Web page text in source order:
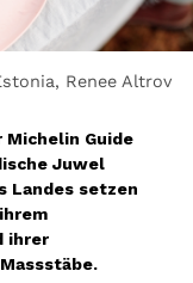
Renee Altrov
Guide
Juwel
Landes setzen
ihrer